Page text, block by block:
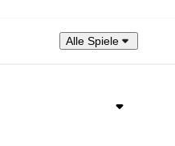
Alle Spiele